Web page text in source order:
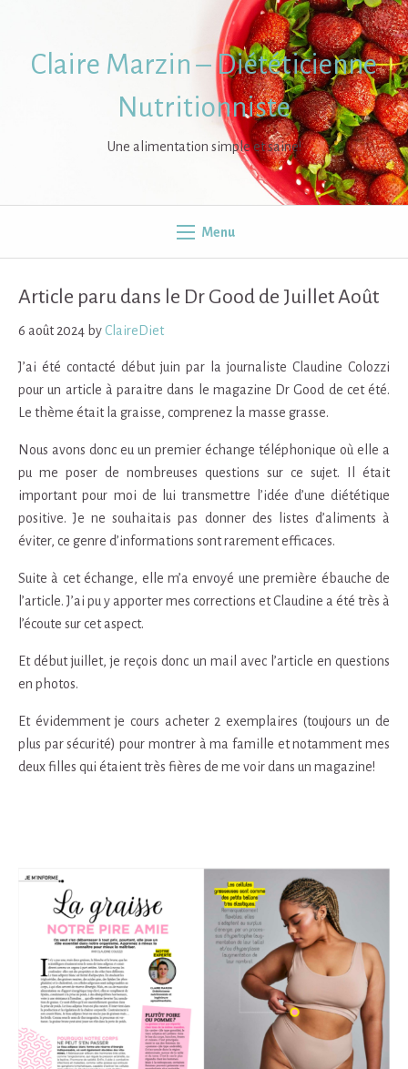
contentClaire Marzin – Diététicienne
Nutritionniste
Une alimentation simple et saine!
Menu
Article paru dans le Dr Good de Juillet Août
6 août 2024 byClaireDiet
J’ai été contacté début juin par la journaliste Claudine Colozzi
pour un article à paraitre dans le magazine Dr Good de cet été.
Le thème était la graisse, comprenez la masse grasse.
Nous avons donc eu un premier échange téléphonique où elle a
pu me poser de nombreuses questions sur ce sujet. Il était
important pour moi de lui transmettre l’idée d’une diététique
positive. Je ne souhaitais pas donner des listes d’aliments à
éviter, ce genre d’informations sont rarement efficaces.
Suite à cet échange, elle m’a envoyé une première ébauche de
l’article. J’ai pu y apporter mes corrections et Claudine a été très à
l’écoute sur cet aspect.
Et début juillet, je reçois donc un mail avec l’article en questions
en photos.
Et évidemment je cours acheter 2 exemplaires (toujours un de
plus par sécurité) pour montrer à ma famille et notamment mes
deux filles qui étaient très fières de me voir dans un magazine!